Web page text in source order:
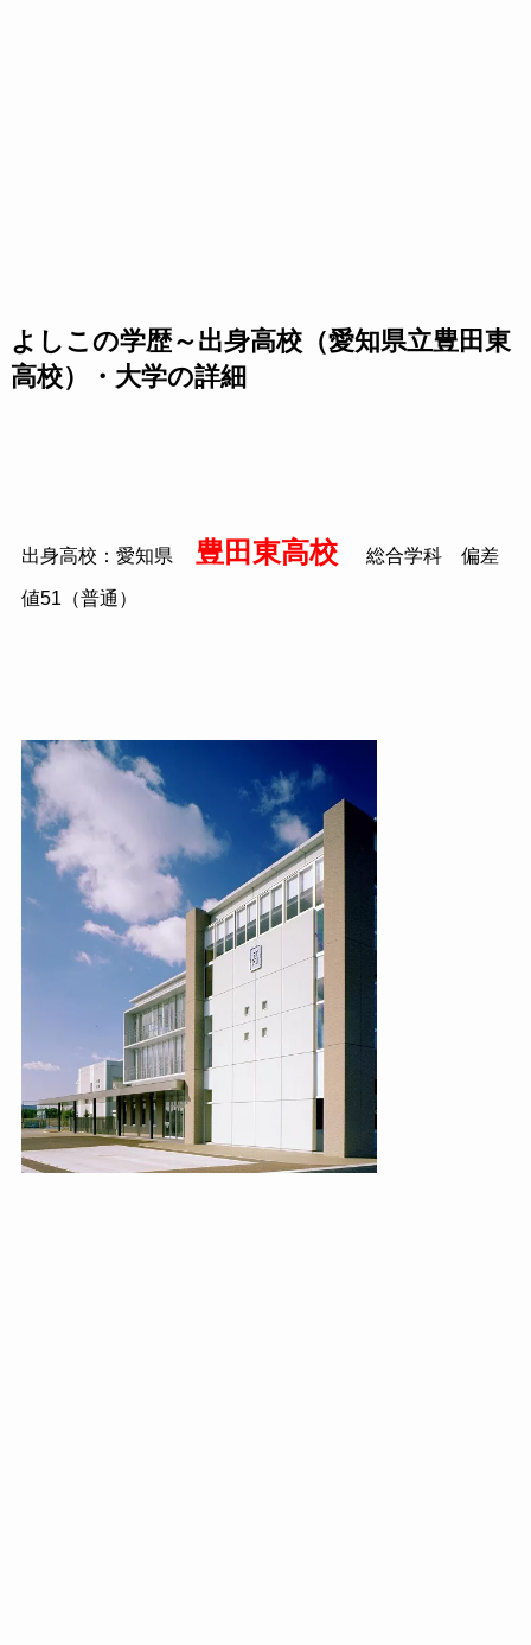
よしこの学歴～出身高校（愛知県立豊田東
高校）・大学の詳細
出身高校：愛知県 豊田東高校 総合学科 偏差
値51（普通）